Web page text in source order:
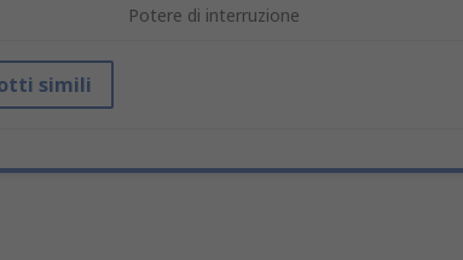
Potere di interruzione
simili